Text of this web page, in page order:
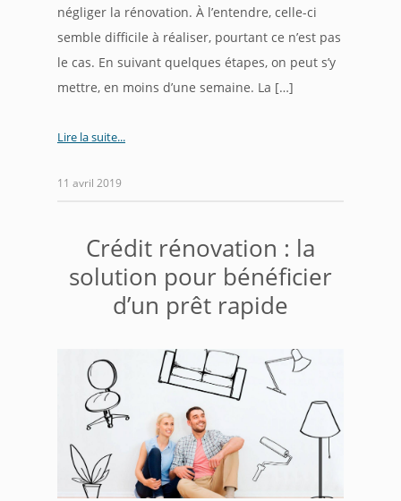
négliger la rénovation. À l’entendre, celle-ci
semble difficile à réaliser, pourtant ce n’est pas
le cas. En suivant quelques étapes, on peut s’y
mettre, en moins d’une semaine. La […]
Lire la suite
11 avril 2019
Crédit rénovation : la
solution pour bénéficier
d’un prêt rapide